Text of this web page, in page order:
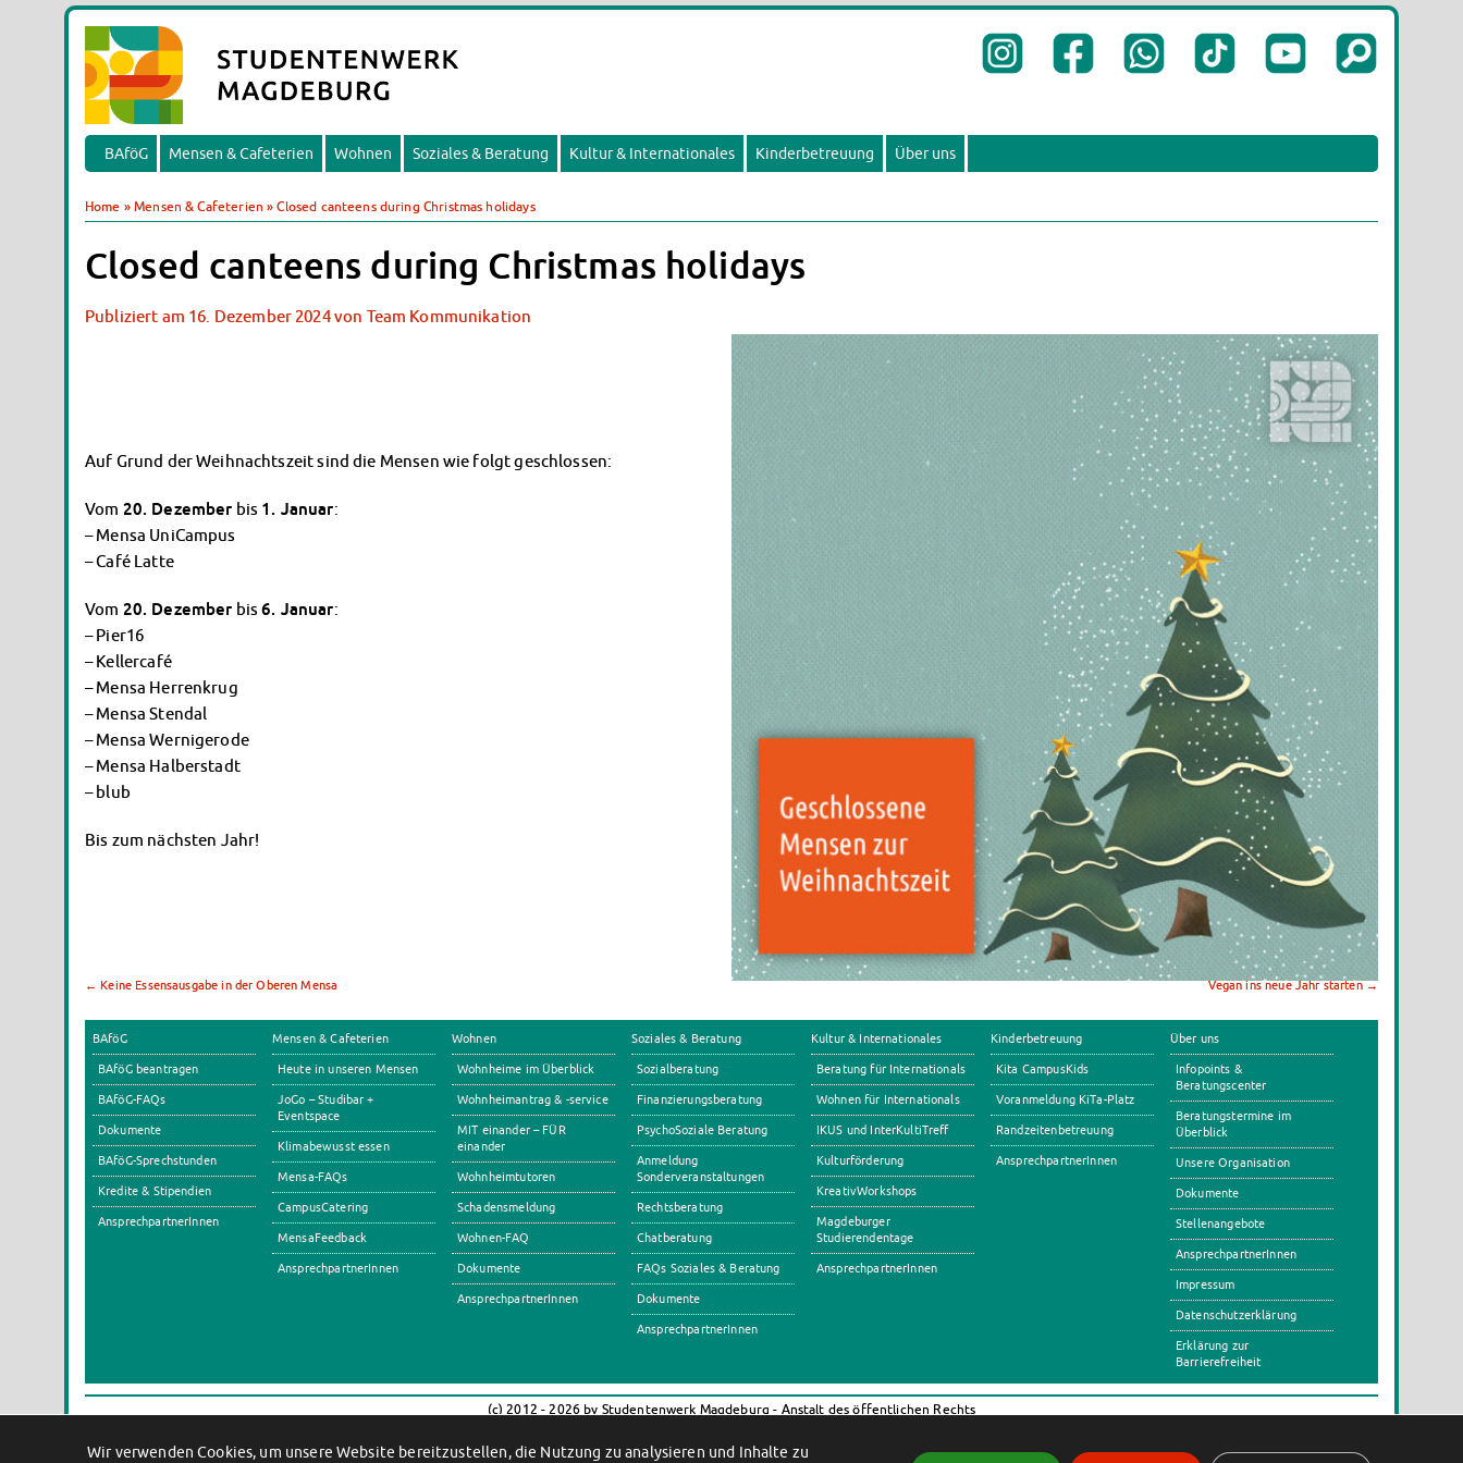
BAföG Mensen & Cafeterien Wohnen Soziales & Beratung Kultur & Internationales Kinderbetreuung Über uns
Home »Mensen & Cafeterien »Closed canteens during Christmas holidays
Closed canteens during Christmas holidays
Publiziert am 16. Dezember 2024von Team Kommunikation
Auf Grund der Weihnachtszeit sind die Mensen wie folgt geschlossen:
Vom 20. Dezember bis 1. Januar:
– Mensa UniCampus
– Café Latte
Vom 20. Dezember bis6. Januar:
– Pier16
– Kellercafé
– Mensa Herrenkrug
– Mensa Stendal
– Mensa Wernigerode
– Mensa Halberstadt
– blub
Bis zum nächsten Jahr!
← Keine Essensausgabe in der Oberen Mensa Vegan ins neue Jahr starten→
BAföG
BAföG beantragen
BAföG-FAQs
Dokumente
BAföG-Sprechstunden
Kredite & Stipendien
AnsprechpartnerInnen
Mensen & Cafeterien
Heute in unseren Mensen
JoGo – Studibar +
Eventspace
Klimabewusst essen
Mensa-FAQs
CampusCatering
MensaFeedback
AnsprechpartnerInnen
Wohnen
Wohnheime im Überblick
Wohnheimantrag & -service
MIT einander – FÜR
einander
Wohnheimtutoren
Schadensmeldung
Wohnen-FAQ
Dokumente
AnsprechpartnerInnen
Soziales & Beratung
Sozialberatung
Finanzierungsberatung
PsychoSoziale Beratung
Anmeldung
Sonderveranstaltungen
Rechtsberatung
Chatberatung
FAQs Soziales & Beratung
Dokumente
AnsprechpartnerInnen
Kultur & Internationales
Beratung für Internationals
Wohnen für Internationals
IKUS und InterKultiTreff
Kulturförderung
KreativWorkshops
Magdeburger
Studierendentage
AnsprechpartnerInnen
Kinderbetreuung
Kita CampusKids
Voranmeldung KiTa-Platz
Randzeitenbetreuung
AnsprechpartnerInnen
Über uns
Infopoints &
Beratungscenter
Beratungstermine im
Überblick
Unsere Organisation
Dokumente
Stellenangebote
AnsprechpartnerInnen
Impressum
Datenschutzerklärung
Erklärung zur
Barrierefreiheit
(c) 2012 - 2026 by Studentenwerk Magdeburg - Anstalt des öffentlichen Rechts
Wir verwenden Cookies, um unsere Website bereitzustellen, die Nutzung zu analysieren und Inhalte zu